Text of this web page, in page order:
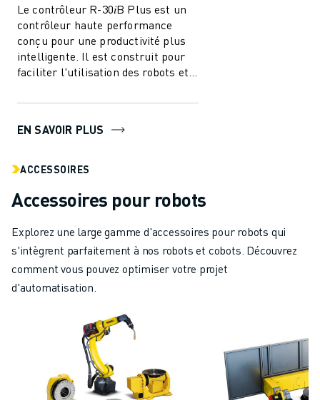
Le contrôleur R-30𝑖B Plus est un
contrôleur haute performance
conçu pour une productivité plus
intelligente. Il est construit pour
faciliter l'utilisation des robots et
EN SAVOIR PLUS
ACCESSOIRES
Accessoires pour robots
Explorez une large gamme d'accessoires pour robots qui
s'intègrent parfaitement à nos robots et cobots. Découvrez
comment vous pouvez optimiser votre projet
d'automatisation.